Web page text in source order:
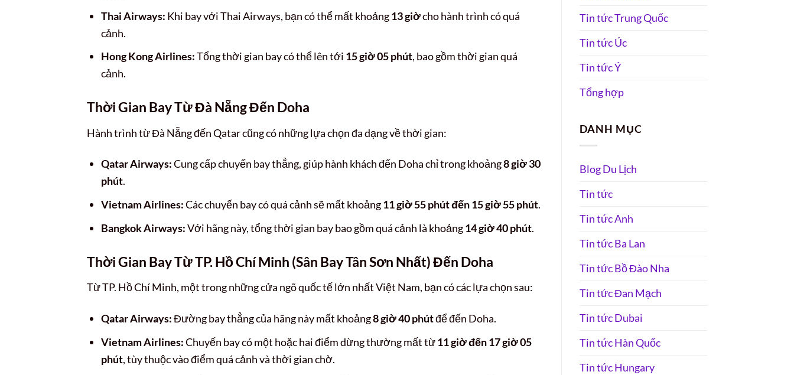
Thai Airways: Khi bay với Thai Airways, bạn có thể mất khoảng13 giờcho hành trình có quá
cảnh.
Hong Kong Airlines:Tổng thời gian bay có thể lên tới 15 giờ 05 phút, bao gồm thời gian quá
cảnh.
Thời Gian Bay Từ Đà Nẵng Đến Doha
Hành trình từ Đà Nẵng đến Qatar cũng có những lựa chọn đa dạng về thời gian:
Qatar Airways:Cung cấp chuyến bay thẳng, giúp hành khách đến Doha chỉ trong khoảng8 giờ 30
phút.
Vietnam Airlines:Các chuyến bay có quá cảnh sẽ mất khoảng11 giờ 55 phút đến 15 giờ 55 phút.
Bangkok Airways:Với hãng này, tổng thời gian bay bao gồm quá cảnh là khoảng14 giờ 40 phút.
Thời Gian Bay Từ TP. Hồ Chí Minh (Sân Bay Tân Sơn Nhất) Đến Doha
Từ TP. Hồ Chí Minh, một trong những cửa ngõ quốc tế lớn nhất Việt Nam, bạn có các lựa chọn sau:
Qatar Airways:Đường bay thẳng của hãng này mất khoảng8 giờ 40 phútđể đến Doha.
Vietnam Airlines:Chuyến bay có một hoặc hai điểm dừng thường mất từ11 giờ đến 17 giờ 05
phút, tùy thuộc vào điểm quá cảnh và thời gian chờ.
Tin tức Trung Quốc
Tin tức Úc
Tin tức Ý
Tổng hợp
DANH MỤC
Blog Du Lịch
Tin tức
Tin tức Anh
Tin tức Ba Lan
Tin tức Bồ Đào Nha
Tin tức Đan Mạch
Tin tức Dubai
Tin tức Hàn Quốc
Tin tức Hungary